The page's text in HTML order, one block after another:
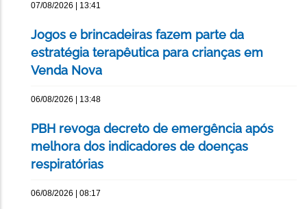
07/08/2026 | 13:41
Jogos e brincadeiras fazem parte da
estratégia terapêutica para crianças em
Venda Nova
06/08/2026 | 13:48
PBH revoga decreto de emergência após
melhora dos indicadores de doenças
respiratórias
06/08/2026 | 08:17